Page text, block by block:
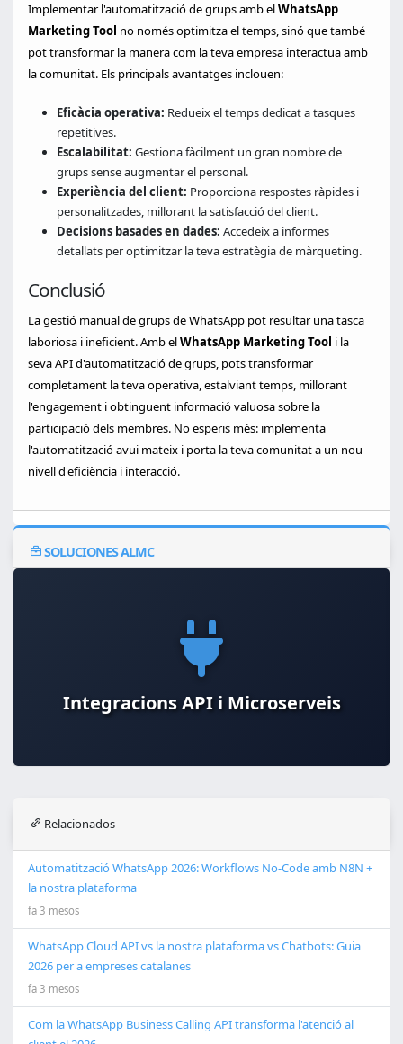
Implementar l'automatització de grups amb elWhatsApp
Marketing Tool no només optimitza el temps, sinó que també
pot transformar la manera com la teva empresa interactua amb
la comunitat. Els principals avantatges inclouen:
Eficàcia operativa: Redueix el temps dedicat a tasques
repetitives.
Escalabilitat: Gestiona fàcilment un gran nombre de
grups sense augmentar el personal.
Experiència del client: Proporciona respostes ràpides i
personalitzades, millorant la satisfacció del client.
Decisions basades en dades: Accedeix a informes
detallats per optimitzar la teva estratègia de màrqueting.
Conclusió
La gestió manual de grups de WhatsApp pot resultar una tasca
laboriosa i ineficient. Amb elWhatsApp Marketing Tool i la
seva API d'automatització de grups, pots transformar
completament la teva operativa, estalviant temps, millorant
l'engagement i obtinguent informació valuosa sobre la
participació dels membres. No esperis més: implementa
l'automatització avui mateix i porta la teva comunitat a un nou
nivell d'eficiència i interacció.
SOLUCIONES ALMC
Integracions API i Microserveis
Gestió i monitorització de servidors
Relacionados
Automatització WhatsApp 2026: Workflows No-Code amb N8N +
la nostra plataforma
fa 3 mesos
WhatsApp Cloud API vs la nostra plataforma vs Chatbots: Guia
2026 per a empreses catalanes
fa 3 mesos
Com la WhatsApp Business Calling API transforma l'atenció al